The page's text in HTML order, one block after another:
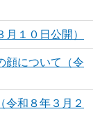
１０日公開）
顔について（令
令和８年３月２